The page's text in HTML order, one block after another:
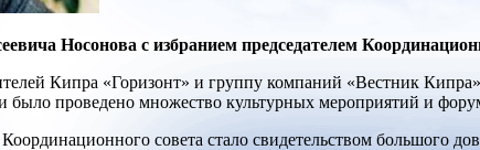
Носонова с избранием председателем
Кипра «Горизонт» и группу компаний «Вестник
было проведено множество культурных мероприятий и
совета стало свидетельством большого